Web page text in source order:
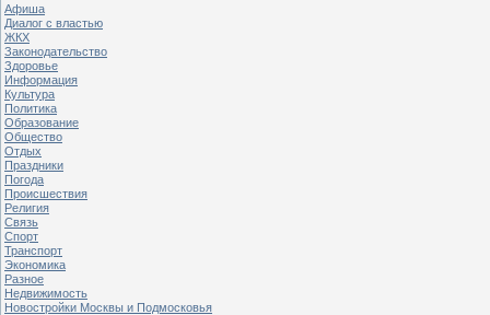
Афиша
Диалог с властью
ЖКХ
Законодательство
Здоровье
Информация
Культура
Политика
Образование
Общество
Отдых
Праздники
Погода
Происшествия
Религия
Связь
Спорт
Транспорт
Экономика
Разное
Недвижимость
Новостройки Москвы и Подмосковья